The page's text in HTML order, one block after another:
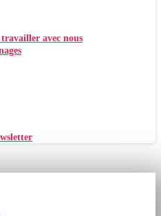
travailler avec nous